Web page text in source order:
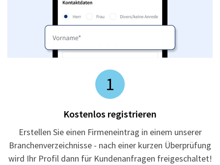
1
Kostenlos registrieren
Erstellen Sie einen Firmeneintrag in einem unserer
Branchenverzeichnisse - nach einer kurzen Überprüfung
wird Ihr Profil dann für Kundenanfragen freigeschaltet!